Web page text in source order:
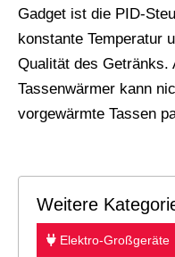
Gadget ist die PID-
konstante Temperatur
Qualität des Getränks.
Tassenwärmer kann
vorgewärmte Tassen
Weitere
Elektro-Großgeräte